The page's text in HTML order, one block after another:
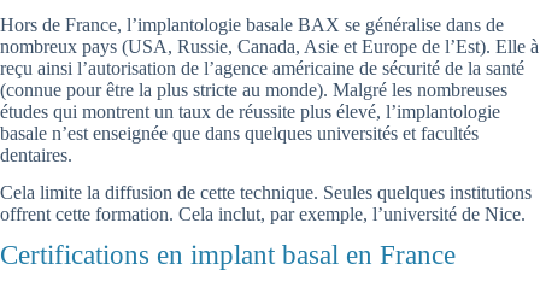
Hors de France, l’implantologie basale BAX se généralise dans de
nombreux pays (USA, Russie, Canada, Asie et Europe de l’Est). Elle à
reçu ainsi l’autorisation de l’agence américaine de sécurité de la santé
(connue pour être la plus stricte au monde). Malgré les nombreuses
études qui montrent un taux de réussite plus élevé, l’implantologie
basale n’est enseignée que dans quelques universités et facultés
dentaires.
Cela limite la diffusion de cette technique. Seules quelques institutions
offrent cette formation. Cela inclut, par exemple, l’université de Nice.
Certifications en implant basal en France